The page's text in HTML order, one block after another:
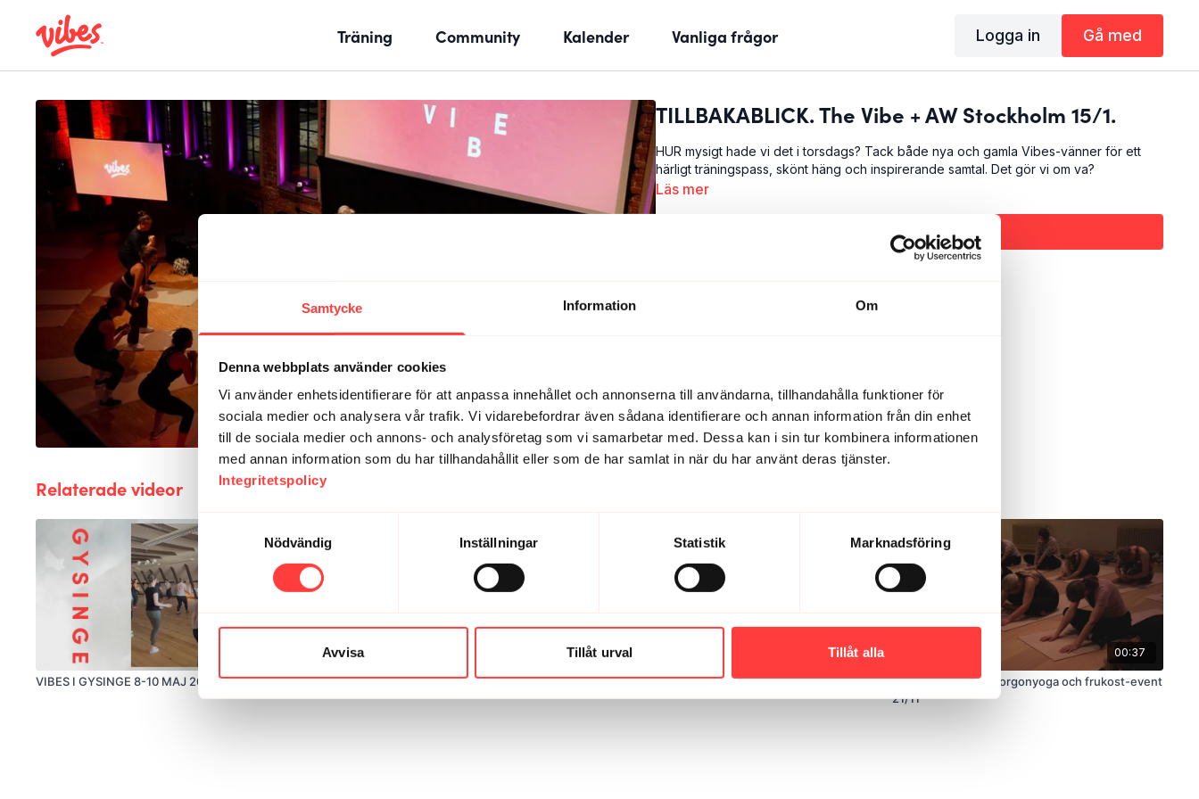
Samtycke Information Om
Denna webbplats använder cookies
Vi använder enhetsidentifierare för att anpassa innehållet och annonserna till användarna, tillhandahålla funktioner för
sociala medier och analysera vår trafik. Vi vidarebefordrar även sådana identifierare och annan information från din enhet
till de sociala medier och annons- och analysföretag som vi samarbetar med. Dessa kan i sin tur kombinera informationen
med annan information som du har tillhandahållit eller som de har samlat in när du har använt deras tjänster.
Integritetspolicy
Samtyckesval
Nödvändig
Inställningar Statistik Marknadsföring
Avvisa Tillåt urval Tillåt alla
Träning Community Kalender Vanliga frågor Logga in Gå med
TILLBAKABLICK. The Vibe + AW Stockholm 15/1.
HUR mysigt hade vi det i torsdags? Tack både nya och gamla Vibes-vänner för ett
härligt träningspass, skönt häng och inspirerande samtal. Det gör vi om va? ⁠
Läs mer
Abonnera för att titta
Relaterade videor
VIBES I GYSINGE 8-10 MAJ 2026. En tillbakablick
01:32
VIBES X FJÄLLNÄS
11:16
VIBE CHECK. Maj 2026
00:37
TILLBAKABLICK. Morgonyoga och frukost-event
21/11